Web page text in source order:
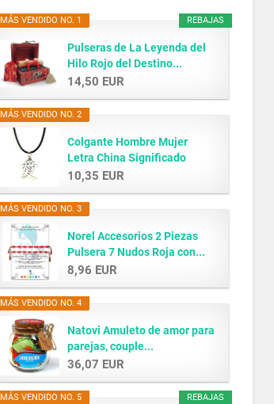
REBAJAS
MÁS VENDIDO NO. 1
Pulseras de La Leyenda del
Hilo Rojo del Destino...
14,50 EUR
MÁS VENDIDO NO. 2
Colgante Hombre Mujer
Letra China Significado
AMOR...
10,35 EUR
MÁS VENDIDO NO. 3
Norel Accesorios 2 Piezas
Pulsera 7 Nudos Roja con...
8,96 EUR
MÁS VENDIDO NO. 4
Natovi Amuleto de amor para
parejas, couple...
36,07 EUR
REBAJAS
MÁS VENDIDO NO. 5